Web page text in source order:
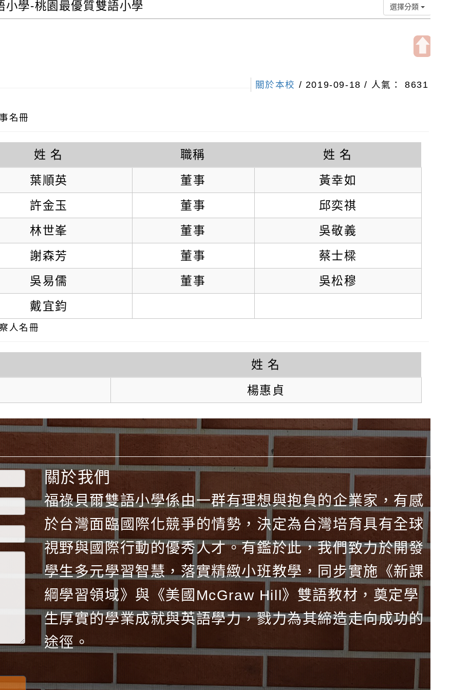
上
選擇分類
小學-桃園最優質雙語小學
關於本校 / 2019-09-18 / 人氣： 8631
名冊
姓 名 職稱
姓 名
葉順英 董事
黃幸如
許金玉 董事
邱奕祺
林世峯 董事
吳敬義
謝森芳 董事
蔡士樑
吳易儒 董事
吳松穆
戴宜鈞
人名冊
姓 名
楊惠貞
關於我們
福祿貝爾雙語小學係由一群有理想與抱負的企業家，有感
於台灣面臨國際化競爭的情勢，決定為台灣培育具有全球
視野與國際行動的優秀人才。有鑑於此，我們致力於開發
學生多元學習智慧，落實精緻小班教學，同步實施《新課
綱學習領域》與《美國McGraw Hill》雙語教材，奠定學
生厚實的學業成就與英語學力，戮力為其締造走向成功的
途徑。